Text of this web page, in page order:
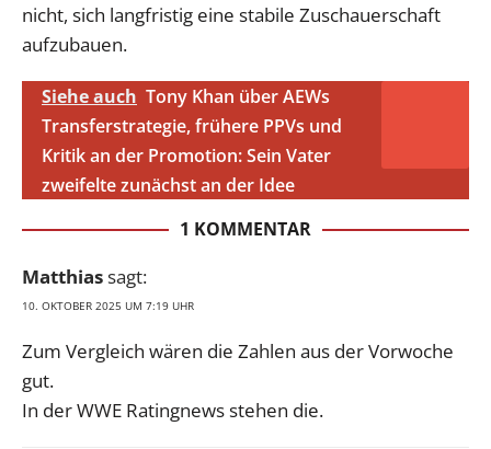
nicht, sich langfristig eine stabile Zuschauerschaft
aufzubauen.
Siehe auch Tony Khan über AEWs
Transferstrategie, frühere PPVs und
Kritik an der Promotion: Sein Vater
zweifelte zunächst an der Idee
1 KOMMENTAR
Matthiassagt:
10. OKTOBER 2025 UM 7:19 UHR
Zum Vergleich wären die Zahlen aus der Vorwoche
gut.
In der WWE Ratingnews stehen die.